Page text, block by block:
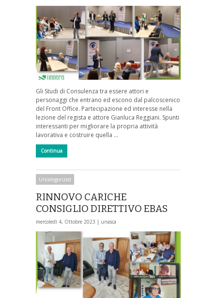
Gli Studi di Consulenza tra essere attori e
personaggi che entrano ed escono dal palcoscenico
del Front Office. Partecipazione ed interesse nella
lezione del regista e attore Gianluca Reggiani. Spunti
interessanti per migliorare la propria attività
lavorativa e costruire quella …
Continua
Uncategorized
RINNOVO CARICHE
CONSIGLIO DIRETTIVO EBAS
mercoledì 4, Ottobre 2023 | unasca